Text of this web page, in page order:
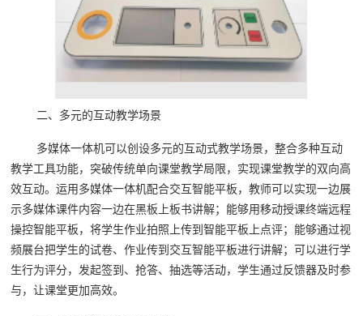
二、多元的互动教学场景
多媒体一体机可以创设多元的互动式教学场景，整合多种互动
教学工具功能，突破传统单向课堂教学局限，实现课堂教学的双向高
效互动。运用多媒体一体机配合交互智能平板，教师可以实现一边展
示多媒体课件内容一边在黑板上板书讲解；能够用移动授课终端远程
操控智能平板，将学生作业拍照上传到智能平板上点评；能够通过视
频展台把学生的试卷、作业传到交互智能平板进行讲解；可以进行学
生行为评分，发起签到、抢答、抽选等活动，学生通过反馈器及时参
与，让课堂更加高效。